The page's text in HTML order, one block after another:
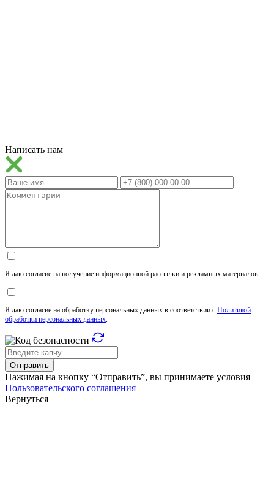
Написать нам
Я даю согласие на получение информационной рассылки и рекламных материалов
Я даю согласие на обработку персональных данных в соответствии с Политикой
обработки персональных данных
Отправить
Нажимая на кнопку “Отправить”, вы принимаете условия
Пользовательского соглашения
Вернуться